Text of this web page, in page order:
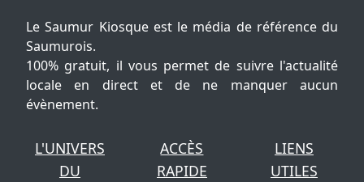
Le Saumur Kiosque est le média de référence du
Saumurois.
100% gratuit, il vous permet de suivre l'actualité
locale en direct et de ne manquer aucun
évènement.
L'UNIVERS
DU
ACCÈS
RAPIDE
LIENS
UTILES